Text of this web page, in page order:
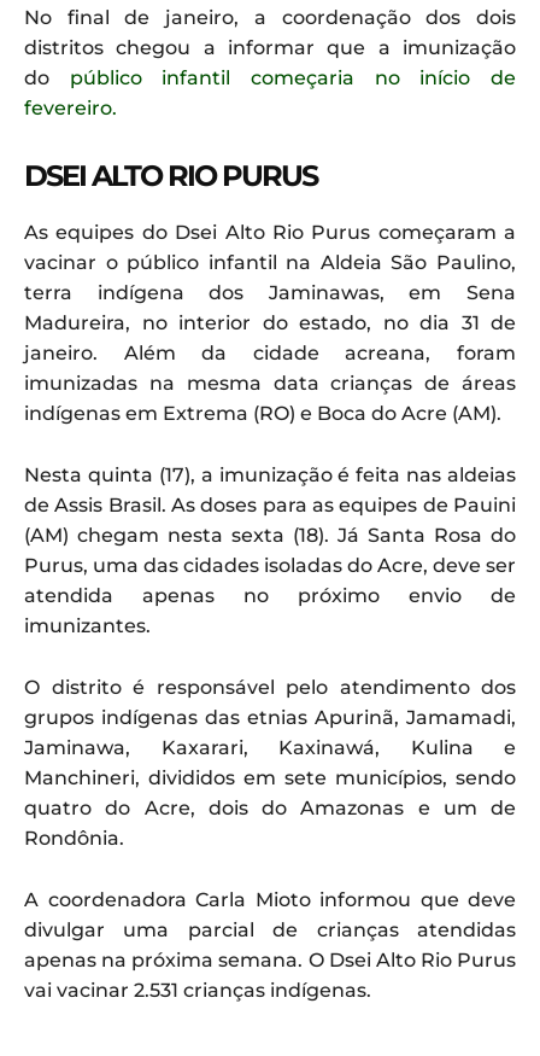
No final de janeiro, a coordenação dos dois
distritos chegou a informar que a imunização
do público infantil começaria no início de
fevereiro.
DSEI ALTO RIO PURUS
As equipes do Dsei Alto Rio Purus começaram a
vacinar o público infantil na Aldeia São Paulino,
terra indígena dos Jaminawas, em Sena
Madureira, no interior do estado, no dia 31 de
janeiro. Além da cidade acreana, foram
imunizadas na mesma data crianças de áreas
indígenas em Extrema (RO) e Boca do Acre (AM).
Nesta quinta (17), a imunização é feita nas aldeias
de Assis Brasil. As doses para as equipes de Pauini
(AM) chegam nesta sexta (18). Já Santa Rosa do
Purus, uma das cidades isoladas do Acre, deve ser
atendida apenas no próximo envio de
imunizantes.
O distrito é responsável pelo atendimento dos
grupos indígenas das etnias Apurinã, Jamamadi,
Jaminawa, Kaxarari, Kaxinawá, Kulina e
Manchineri, divididos em sete municípios, sendo
quatro do Acre, dois do Amazonas e um de
Rondônia.
A coordenadora Carla Mioto informou que deve
divulgar uma parcial de crianças atendidas
apenas na próxima semana. O Dsei Alto Rio Purus
vai vacinar 2.531 crianças indígenas.